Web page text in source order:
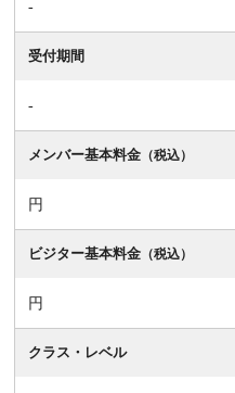
-
受付期間
-
メンバー基本料金 （税込）
円
ビジター基本料金 （税込）
円
クラス・レベル